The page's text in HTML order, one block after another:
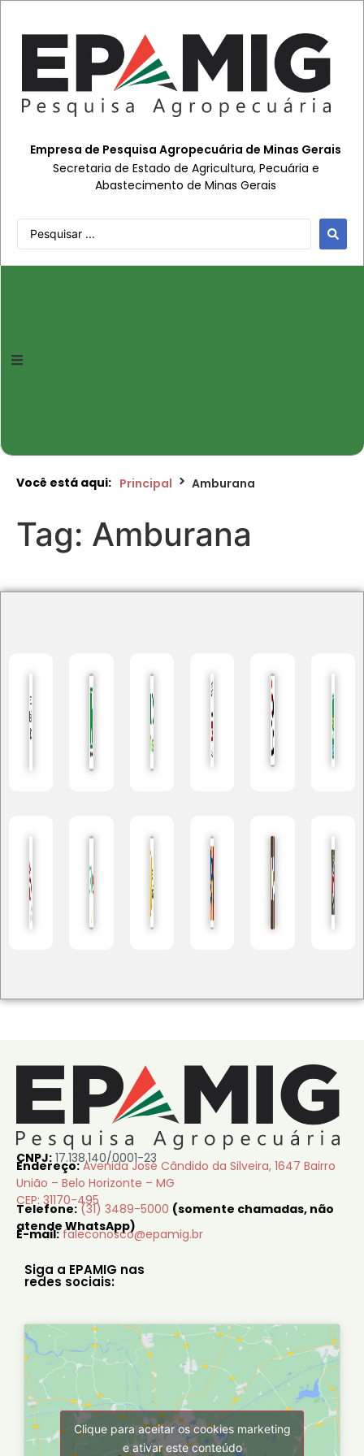
Empresa de Pesquisa Agropecuária de Minas Gerais
Secretaria de Estado de Agricultura, Pecuária e
Abastecimento de Minas Gerais
Você está aqui: Principal Amburana
Tag: Amburana
CNPJ: 17.138.140/0001-23
Endereço: Avenida José Cândido da Silveira, 1647 Bairro
União – Belo Horizonte – MG
CEP: 31170-495
Telefone: (31) 3489-5000 (somente chamadas, não
atende WhatsApp)
E-mail: faleconosco@epamig.br
Siga a EPAMIG nas
redes sociais:
Clique para aceitar os cookies marketing
e ativar este conteúdo